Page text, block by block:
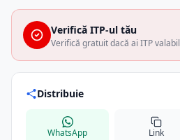
Verifică ITP-ul tău
Verifică gratuit dacă ai ITP valabil
Distribuie
WhatsApp Link